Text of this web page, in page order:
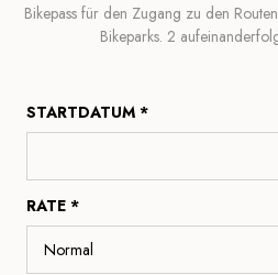
Bikepass für den Zugang zu den
Bikeparks. 2
STARTDATUM *
RATE *